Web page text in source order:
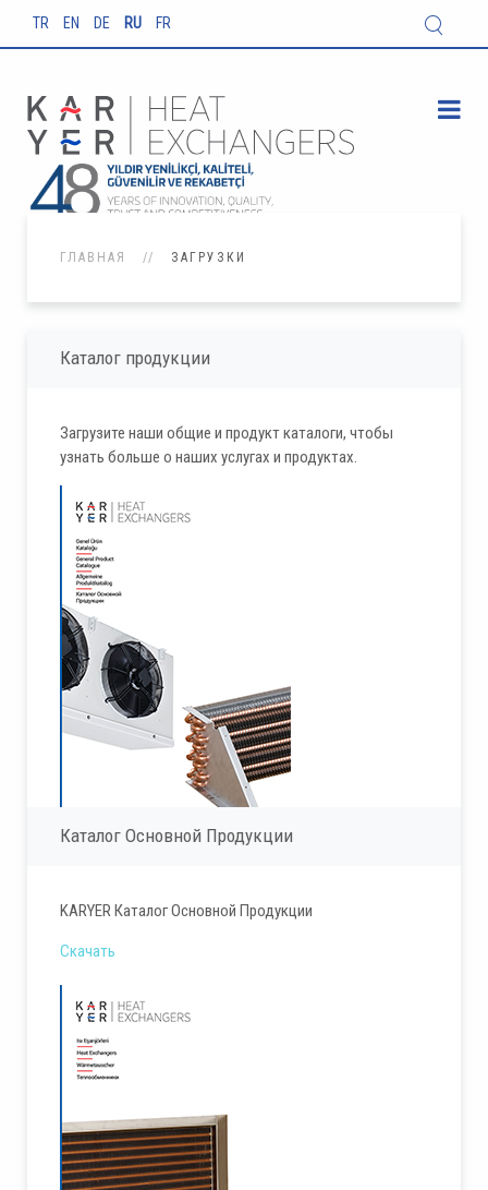
TR EN DE RU FR
ГЛАВНАЯ ЗАГРУЗКИ
Каталог продукции
Загрузите наши общие и продукт каталоги, чтобы
узнать больше о наших услугах и продуктах.
Каталог Основной Продукции
KARYER Каталог Основной Продукции
Скачать